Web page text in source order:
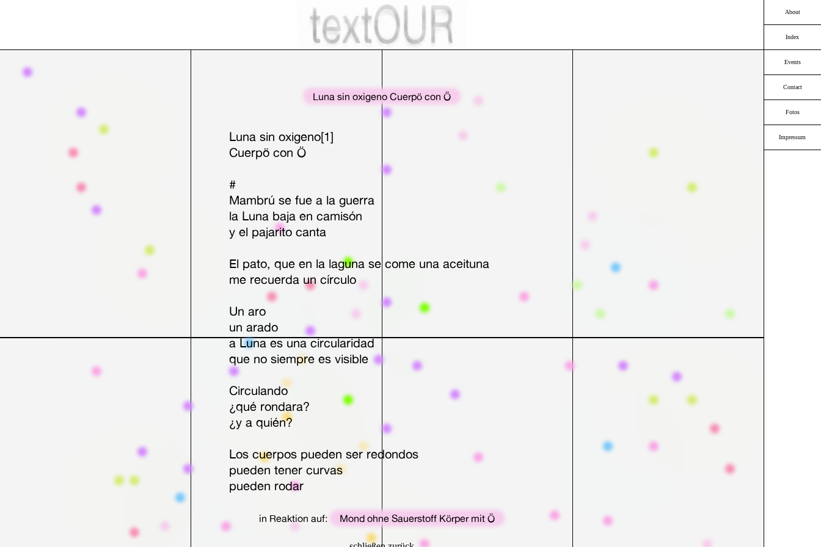
Luna sin oxigeno Cuerpö con Ö
Luna sin oxigeno[1]
Cuerpö con Ö
#
Mambrú se fue a la guerra
la Luna baja en camisón
y el pajarito canta
El pato, que en la laguna se come una aceituna
me recuerda un círculo
Un aro
un arado
a Luna es una circularidad
que no siempre es visible
Circulando
¿qué rondara?
¿y a quién?
Los cuerpos pueden ser redondos
pueden tener curvas
pueden rodar
Correr en linea recta y dar vueltas en círculos
¿Son sinónimos?
in Reaktion auf: Mond ohne Sauerstoff Körper mit Ö
About
Index
Events
Contact
Fotos
Impressum